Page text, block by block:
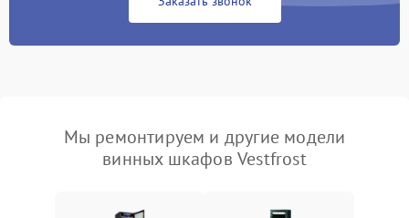
Мы ремонтируем и другие модели
винных шкафов Vestfrost